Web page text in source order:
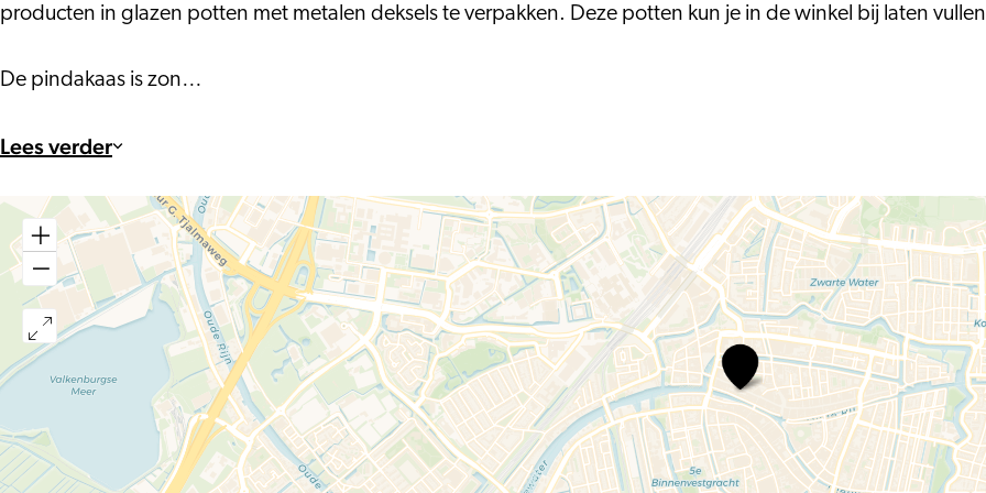
producten in glazen potten met metalen deksels te verpakken. Deze potten kun je in de winkel bij laten
De pindakaas is zon…
Lees verder
De
Pindakaaswinkel
Leiden